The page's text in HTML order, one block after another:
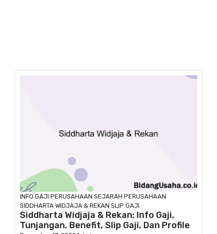
INFO GAJI PERUSAHAAN SEJARAH PERUSAHAAN
SIDDHARTA WIDJAJA & REKAN SLIP GAJI
Siddharta Widjaja & Rekan: Info Gaji,
Tunjangan, Benefit, Slip Gaji, Dan Profile